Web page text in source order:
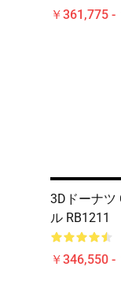
￥361,775 -
3Dドーナツ
ル RB1211
￥346,550 -